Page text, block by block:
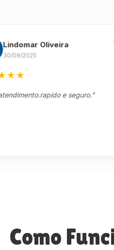
Oliveira
2025
e seguro."
Como